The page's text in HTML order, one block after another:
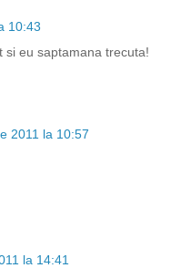
10:43
si eu saptamana trecuta!
2011 la 10:57
la 14:41